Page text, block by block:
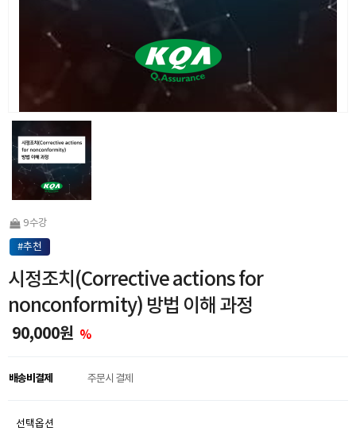
9 수강
#추천
시정조치(Corrective actions for
nonconformity) 방법 이해 과정
90,000원 %
배송비결제 주문시 결제
선택옵션